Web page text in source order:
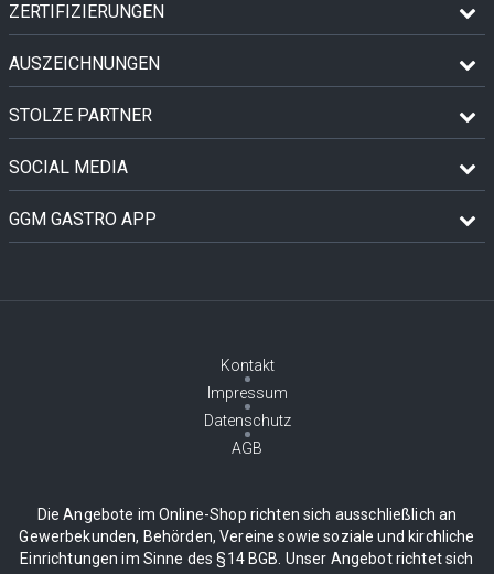
ZERTIFIZIERUNGEN
AUSZEICHNUNGEN
STOLZE PARTNER
SOCIAL MEDIA
GGM GASTRO APP
Kontakt
Impressum
Datenschutz
AGB
Die Angebote im Online-Shop richten sich ausschließlich an
Gewerbekunden, Behörden, Vereine sowie soziale und kirchliche
Einrichtungen im Sinne des §14 BGB. Unser Angebot richtet sich